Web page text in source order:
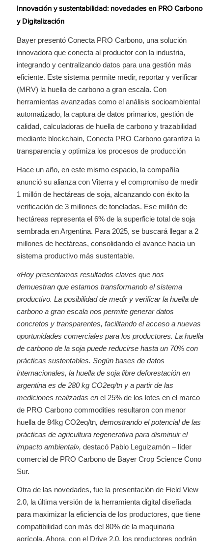
Innovación y sustentabilidad: novedades en PRO Carbono
y Digitalización
Bayer presentó Conecta PRO Carbono, una solución
innovadora que conecta al productor con la industria,
integrando y centralizando datos para una gestión más
eficiente. Este sistema permite medir, reportar y verificar
(MRV) la huella de carbono a gran escala. Con
herramientas avanzadas como el análisis socioambiental
automatizado, la captura de datos primarios, gestión de
calidad, calculadoras de huella de carbono y trazabilidad
mediante blockchain, Conecta PRO Carbono garantiza la
transparencia y optimiza los procesos de producción
Hace un año, en este mismo espacio, la compañía
anunció su alianza con Viterra y el compromiso de medir
1 millón de hectáreas de soja, alcanzando con éxito la
verificación de 3 millones de toneladas. Ese millón de
hectáreas representa el 6% de la superficie total de soja
sembrada en Argentina. Para 2025, se buscará llegar a 2
millones de hectáreas, consolidando el avance hacia un
sistema productivo más sustentable.
«Hoy presentamos resultados claves que nos
demuestran que estamos transformando el sistema
productivo. La posibilidad de medir y verificar la huella de
carbono a gran escala nos permite generar datos
concretos y transparentes, facilitando el acceso a nuevas
oportunidades comerciales para los productores. La huella
de carbono de la soja puede reducirse hasta un 70% con
prácticas sustentables. Según bases de datos
internacionales, la huella de soja libre deforestación en
argentina es de 280 kg CO2eq/tn y a partir de las
mediciones realizadas en el 25% de los lotes en el marco
de PRO Carbono commodities resultaron con menor
huella de 84kg CO2eq/tn, demostrando el potencial de las
prácticas de agricultura regenerativa para disminuir el
impacto ambiental», destacó Pablo Leguizamón – líder
comercial de PRO Carbono de Bayer Crop Science Cono
Sur.
Otra de las novedades, fue la presentación de Field View
2.0, la última versión de la herramienta digital diseñada
para maximizar la eficiencia de los productores, que tiene
compatibilidad con más del 80% de la maquinaria
agrícola. Ahora, con el Drive 2.0, los productores podrán